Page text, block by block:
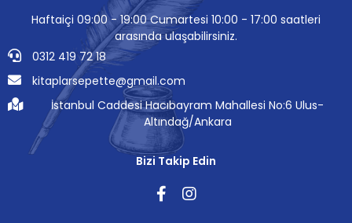
Haftaiçi 09:00 - 19:00 Cumartesi 10:00 - 17:00 saatleri
arasında ulaşabilirsiniz.
0312 419 72 18
kitaplarsepette@gmail.com
İstanbul Caddesi Hacıbayram Mahallesi No:6 Ulus-
Altındağ/Ankara
Bizi Takip Edin